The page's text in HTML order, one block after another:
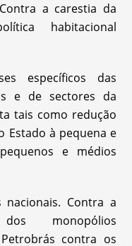
a carestia da
habitacional
específicos das
e de sectores da
tais como redução
Estado à pequena e
e médios
Contra a
monopólios
contra os